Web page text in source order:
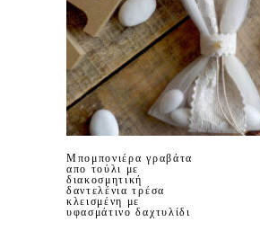
ΠΡΟΣΘΗΚΗ ΣΤΟ
ΚΑΛΑΘΙ
Μπομπονιέρα γραβάτα
απο τούλι με
διακοσμητική
δαντελένια τρέσα
κλεισμένη με
υφασμάτινο δαχτυλίδι